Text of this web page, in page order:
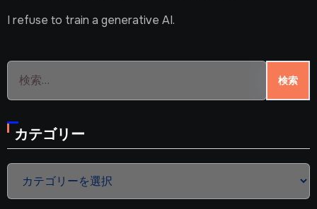
I refuse to train a generative AI.
検
カテゴリー
カ